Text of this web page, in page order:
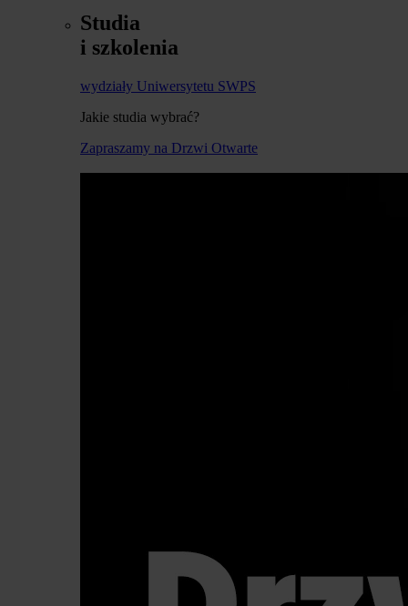
Studia
i szkolenia
wydziały Uniwersytetu SWPS
Jakie studia wybrać?
Zapraszamy na Drzwi Otwarte